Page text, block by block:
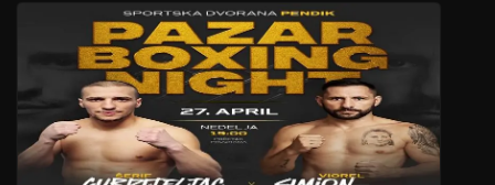
A
p
p
b
o
o
k